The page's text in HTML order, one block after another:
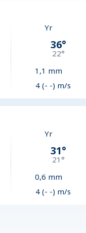
Yr
36°
22°
1,1 mm
4 (- -) m/s
Yr
31°
21°
0,6 mm
4 (- -) m/s